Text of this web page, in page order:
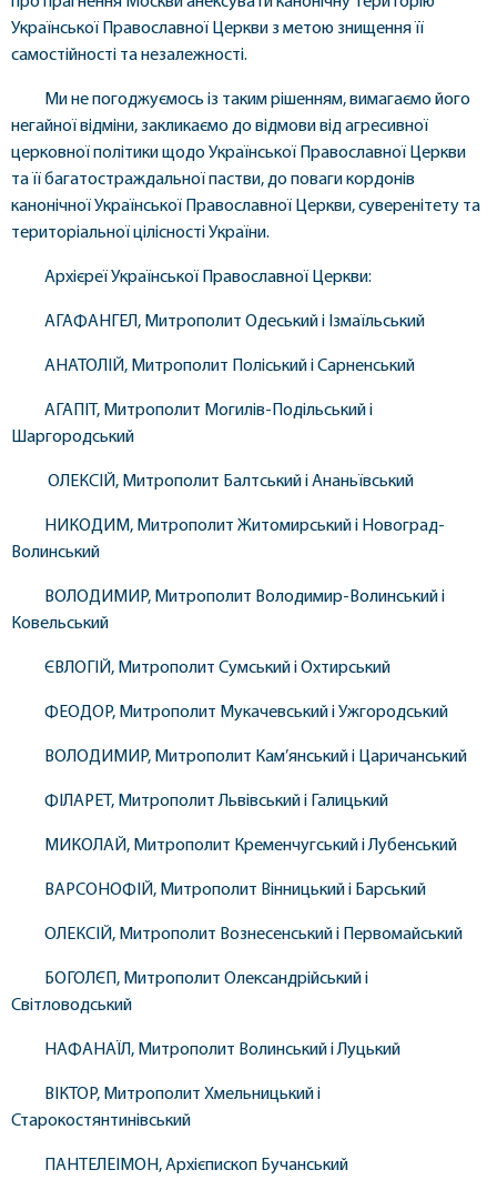
Української Православної Церкви з метою знищення її
самостійності та незалежності.
Ми не погоджуємось із таким рішенням, вимагаємо його
негайної відміни, закликаємо до відмови від агресивної
церковної політики щодо Української Православної Церкви
та її багатостраждальної пастви, до поваги кордонів
канонічної Української Православної Церкви, суверенітету та
територіальної цілісності України.
Архієреї Української Православної Церкви:
АГАФАНГЕЛ, Митрополит Одеський і Ізмаїльський
АНАТОЛІЙ, Митрополит Поліський і Сарненський
АГАПІТ, Митрополит Могилів-Подільський і
Шаргородський
ОЛЕКСІЙ, Митрополит Балтський і Ананьївський
НИКОДИМ, Митрополит Житомирський і Новоград-
Волинський
ВОЛОДИМИР, Митрополит Володимир-Волинський і
Ковельський
ЄВЛОГІЙ, Митрополит Сумський і Охтирський
ФЕОДОР, Митрополит Мукачевський і Ужгородський
ВОЛОДИМИР, Митрополит Кам’янський і Царичанський
ФІЛАРЕТ, Митрополит Львівський і Галицький
МИКОЛАЙ, Митрополит Кременчугський і Лубенський
ВАРСОНОФІЙ, Митрополит Вінницький і Барський
ОЛЕКСІЙ, Митрополит Вознесенський і Первомайський
БОГОЛЄП, Митрополит Олександрійський і
Світловодський
НАФАНАЇЛ, Митрополит Волинський і Луцький
ВІКТОР, Митрополит Хмельницький і
Старокостянтинівський
ПАНТЕЛЕІМОН, Архієпископ Бучанський